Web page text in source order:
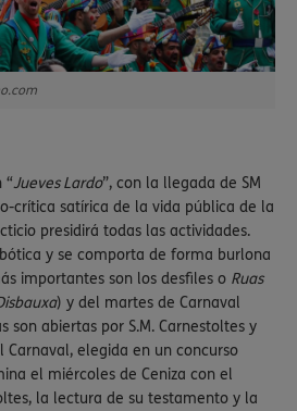
“Jueves Lardo”, con la llegada de SM
crítica satírica de la vida pública de la
presidirá todas las actividades.
y se comporta de forma burlona
importantes son los desfiles o Ruas
) y del martes de Carnaval
son abiertas por S.M. Carnestoltes y
Carnaval, elegida en un concurso
el miércoles de Ceniza con el
la lectura de su testamento y la